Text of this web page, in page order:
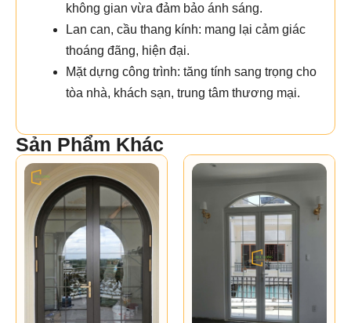
không gian vừa đảm bảo ánh sáng.
Lan can, cầu thang kính: mang lại cảm giác
thoáng đãng, hiện đại.
Mặt dựng công trình: tăng tính sang trọng cho
tòa nhà, khách sạn, trung tâm thương mại.
Sản Phẩm Khác